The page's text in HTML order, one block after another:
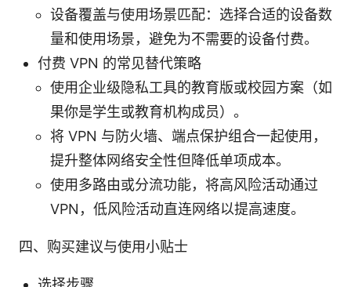
设备覆盖与使用场景匹配：选择合适的设备数
量和使用场景，避免为不需要的设备付费。
付费 VPN 的常见替代策略
使用企业级隐私工具的教育版或校园方案（如
果你是学生或教育机构成员）。
将 VPN 与防火墙、端点保护组合一起使用，
提升整体网络安全性但降低单项成本。
使用多路由或分流功能，将高风险活动通过
VPN，低风险活动直连网络以提高速度。
四、购买建议与使用小贴士